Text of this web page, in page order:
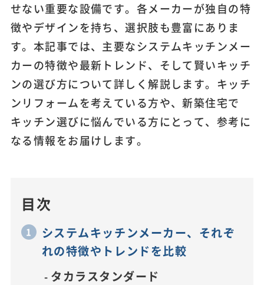
せない重要な設備です。各メーカーが独自の特
徴やデザインを持ち、選択肢も豊富にありま
す。本記事では、主要なシステムキッチンメー
カーの特徴や最新トレンド、そして賢いキッチ
ンの選び方について詳しく解説します。キッチ
ンリフォームを考えている方や、新築住宅で
キッチン選びに悩んでいる方にとって、参考に
なる情報をお届けします。
目次
システムキッチンメーカー、それぞ
れの特徴やトレンドを比較
タカラスタンダード